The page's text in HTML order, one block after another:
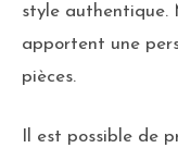
style authentique.
apportent une
pièces.
Il est possible de